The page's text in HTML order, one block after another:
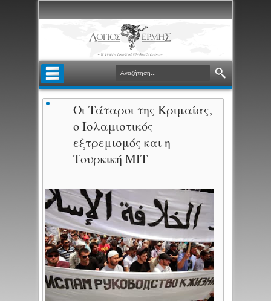
Οι Τάταροι της Κριμαίας,
ο Ισλαμιστικός
εξτρεμισμός και η
Τουρκική ΜΙΤ